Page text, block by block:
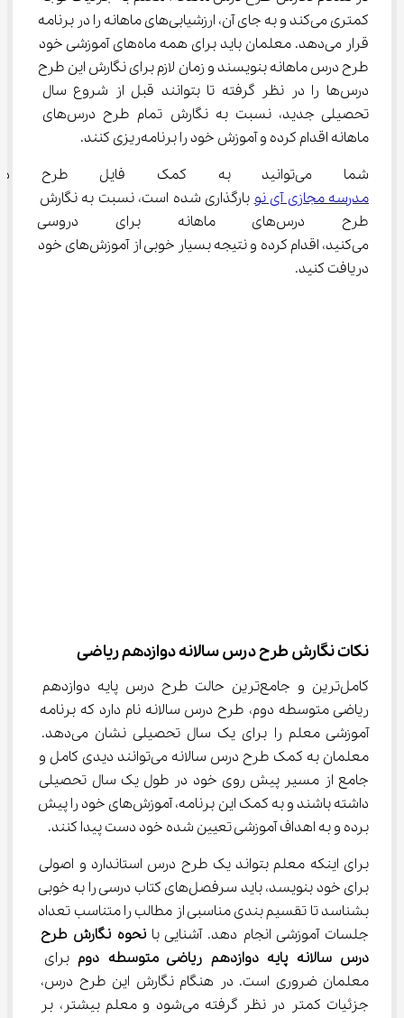
کمتری می‌کند و به جای آن، ارزشیابی‌های ماهانه را در برنامه
قرار می‌دهد. معلمان باید برای همه ماه‌های آموزشی خود
طرح درس ماهانه بنویسند و زمان لازم برای نگارش این طرح
درس‌ها را در نظر گرفته تا بتوانند قبل از شروع سال
تحصیلی جدید، نسبت به نگارش تمام طرح درس‌های
ماهانه اقدام کرده و آموزش خود را برنامه‌ریزی کنند.
شما می‌توانید به کمک فایل طرح درس ماهانه که در سایت
مدرسه مجازی آی نو بارگذاری شده است، نسبت به نگارش
طرح درس‌های ماهانه برای
می‌کنید، اقدام کرده و نتیجه بسیار خوبی از آموزش‌های خود
دریافت کنید.
نکات نگارش طرح درس سالانه دوازدهم ریاضی
کامل‌ترین و جامع‌ترین حالت طرح درس پایه دوازدهم
ریاضی متوسطه دوم، طرح درس سالانه نام دارد که برنامه
آموزشی معلم را برای یک سال تحصیلی نشان می‌دهد.
معلمان به کمک طرح درس سالانه می‌توانند دیدی کامل و
جامع از مسیر پیش روی خود در طول یک سال تحصیلی
داشته باشند و به کمک این برنامه، آموزش‌های خود را پیش
برده و به اهداف آموزشی تعیین شده خود دست پیدا کنند.
برای اینکه معلم بتواند یک طرح درس استاندارد و اصولی
برای خود بنویسد، باید سرفصل‌های کتاب درسی را به خوبی
بشناسد تا تقسیم بندی مناسبی از مطالب را متناسب تعداد
جلسات آموزشی انجام دهد. آشنایی با نحوه نگارش طرح
درس سالانه پایه دوازدهم ریاضی متوسطه دوم برای
معلمان ضروری است. در هنگام نگارش این طرح درس،
جزئیات کمتر در نظر گرفته می‌شود و معلم بیشتر، بر